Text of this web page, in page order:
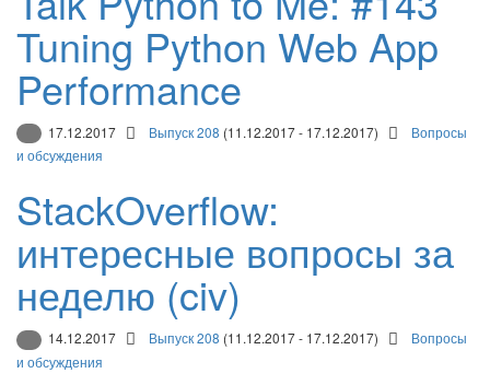
Tuning Python Web App
Performance
17.12.2017 Выпуск 208 (11.12.2017 - 17.12.2017)
Вопросы
и обсуждения
StackOverflow:
интересные вопросы за
неделю (civ)
14.12.2017 Выпуск 208 (11.12.2017 - 17.12.2017)
Вопросы
и обсуждения